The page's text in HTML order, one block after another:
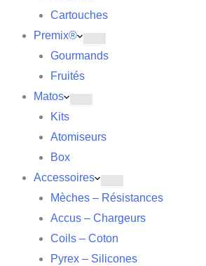
Cartouches
Premix®
Gourmands
Fruités
Matos
Kits
Atomiseurs
Box
Accessoires
Mèches – Résistances
Accus – Chargeurs
Coils – Coton
Pyrex – Silicones